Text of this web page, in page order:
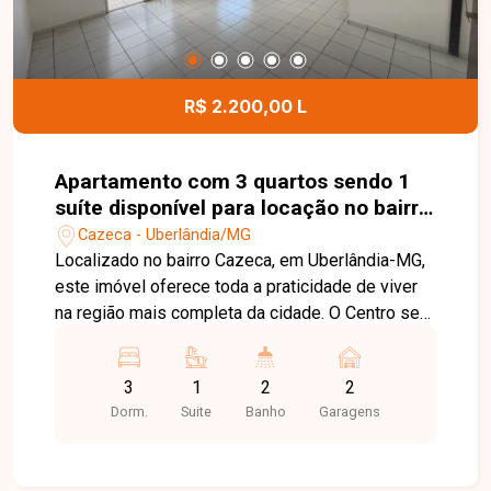
R$ 2.200,00 L
Apartamento com 3 quartos sendo 1
suíte disponível para locação no bairro
Cazeca em Uberlândia-MG
Cazeca - Uberlândia/MG
Localizado no bairro Cazeca, em Uberlândia-MG,
este imóvel oferece toda a praticidade de viver
na região mais completa da cidade. O Centro se
escolas, serviços e opções de lazer, além do
fácil acesso a todas as regiões, sendo ideal para
quem busca conveniência e mobilidade no dia a
3
Dorm.
1
Suite
2
Banho
2
Garagens